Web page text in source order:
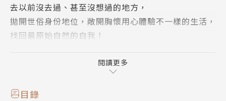
去以前沒去過、甚至沒想過的地方，
拋開世俗身份地位，敞開胸懷用心體驗不一樣的生活，
找回最原始自然的自我！
45歲時毅然選擇退出職場，開始追尋真正屬於自己的
2013年老黑夫婦搭乘郵輪，以105天造訪了三十個國
閱讀更多
目錄